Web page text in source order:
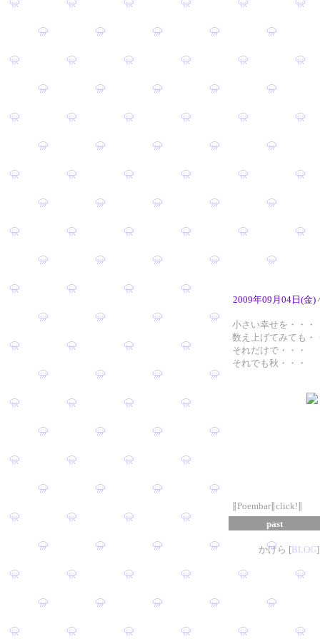
2009年09月04日(金)
小さい幸せを・・・
数え上げてみても・
それだけで・・・
それでも秋・・・
∥Poembar∥click!∥
past
かけら [BLOG